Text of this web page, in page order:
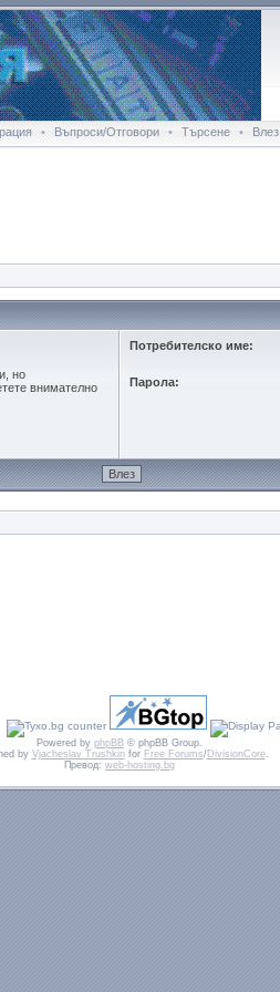
• Въпроси/Отговори • Търсене • Влез
но
внимателно
Потребителско име:
Парола:
Powered by phpBB © phpBB Group.
by Vjacheslav Trushkinfor Free Forums/DivisionCore.
Превод: web-hosting.bg